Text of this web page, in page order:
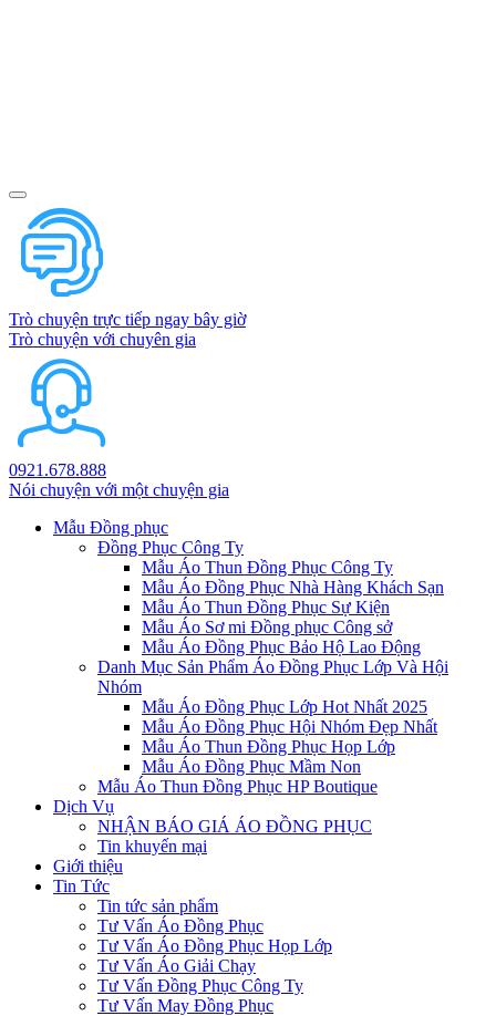
Trò chuyện trực tiếp ngay bây giờ
Trò chuyện với chuyên gia
0921.678.888
Nói chuyện với một chuyện gia
Mẫu Đồng phục
Đồng Phục Công Ty
Mẫu Áo Thun Đồng Phục Công Ty
Mẫu Áo Đồng Phục Nhà Hàng Khách Sạn
Mẫu Áo Thun Đồng Phục Sự Kiện
Mẫu Áo Sơ mi Đồng phục Công sở
Mẫu Áo Đồng Phục Bảo Hộ Lao Động
Danh Mục Sản Phẩm Áo Đồng Phục Lớp Và Hội
Nhóm
Mẫu Áo Đồng Phục Lớp Hot Nhất 2025
Mẫu Áo Đồng Phục Hội Nhóm Đẹp Nhất
Mẫu Áo Thun Đồng Phục Họp Lớp
Mẫu Áo Đồng Phục Mầm Non
Mẫu Áo Thun Đồng Phục HP Boutique
Dịch Vụ
NHẬN BÁO GIÁ ÁO ĐỒNG PHỤC
Tin khuyến mại
Giới thiệu
Tin Tức
Tin tức sản phẩm
Tư Vấn Áo Đồng Phục
Tư Vấn Áo Đồng Phục Họp Lớp
Tư Vấn Áo Giải Chạy
Tư Vấn Đồng Phục Công Ty
Tư Vấn May Đồng Phục